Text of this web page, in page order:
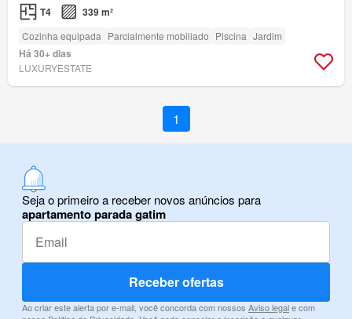
T4 339 m²
Cozinha equipada Parcialmente mobiliado Piscina Jardim
Há 30+ dias
LUXURYESTATE
1
Seja o primeiro a receber novos anúncios para
apartamento parada gatim
Receber ofertas
Ao criar este alerta por e-mail, você concorda com nossos Aviso legale com